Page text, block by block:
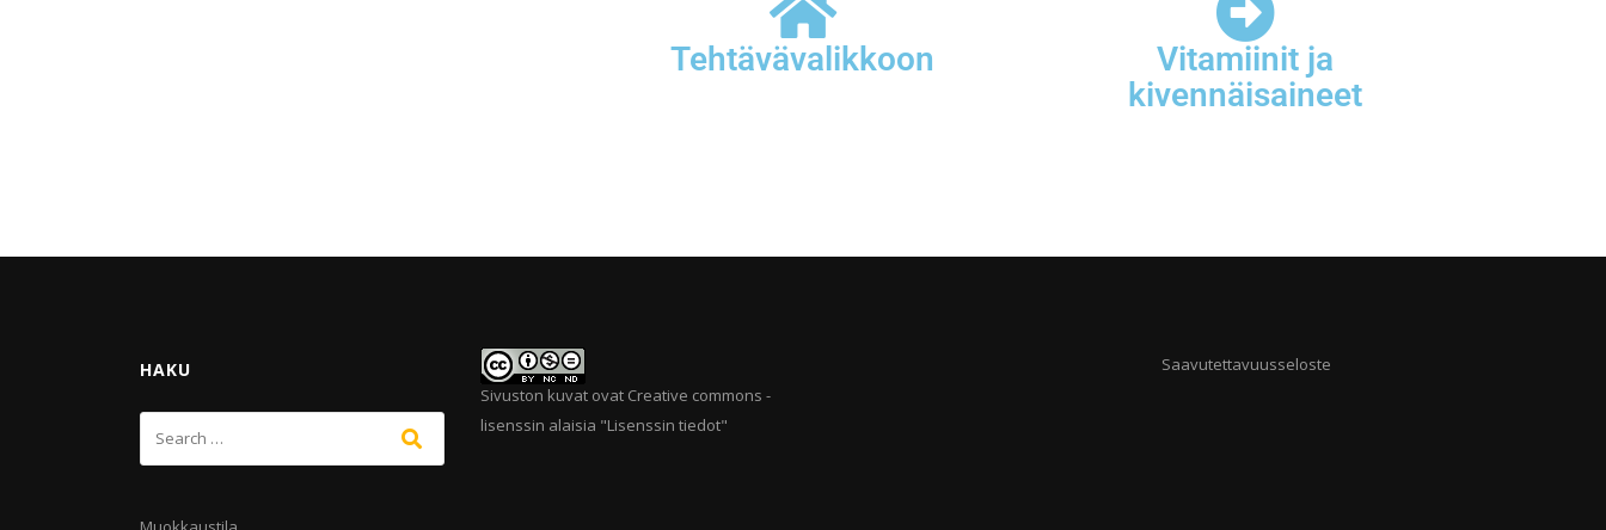
Tehtävävalikkoon
Vitamiinit ja
kivennäisaineet
HAKU
Sivuston kuvat ovat Creative commons -
lisenssin alaisia "Lisenssin tiedot"
Saavutettavuusseloste